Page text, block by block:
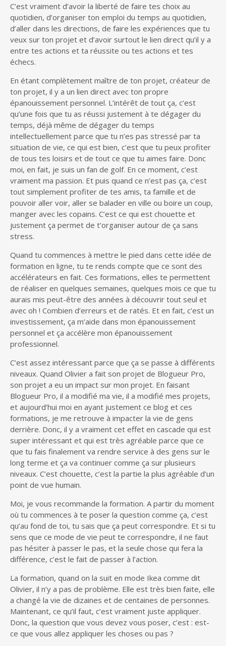
C’est vraiment d’avoir la liberté de faire tes choix au
quotidien, d’organiser ton emploi du temps au quotidien,
d’aller dans les directions, de faire les expériences que tu
veux sur ton projet et d’avoir surtout le lien direct qu’il y a
entre tes actions et ta réussite ou tes actions et tes
échecs.
En étant complètement maître de ton projet, créateur de
ton projet, il y a un lien direct avec ton propre
épanouissement personnel. L’intérêt de tout ça, c’est
qu’une fois que tu as réussi justement à te dégager du
temps, déjà même de dégager du temps
intellectuellement parce que tu n’es pas stressé par ta
situation de vie, ce qui est bien, c’est que tu peux profiter
de tous tes loisirs et de tout ce que tu aimes faire. Donc
moi, en fait, je suis un fan de golf. En ce moment, c’est
vraiment ma passion. Et puis quand ce n’est pas ça, c’est
tout simplement profiter de tes amis, ta famille et de
pouvoir aller voir, aller se balader en ville ou boire un coup,
manger avec les copains. C’est ce qui est chouette et
justement ça permet de t’organiser autour de ça sans
stress.
Quand tu commences à mettre le pied dans cette idée de
formation en ligne, tu te rends compte que ce sont des
accélérateurs en fait. Ces formations, elles te permettent
de réaliser en quelques semaines, quelques mois ce que tu
aurais mis peut-être des années à découvrir tout seul et
avec oh ! Combien d’erreurs et de ratés. Et en fait, c’est un
investissement, ça m’aide dans mon épanouissement
personnel et ça accélère mon épanouissement
professionnel.
C’est assez intéressant parce que ça se passe à différents
niveaux. Quand Olivier a fait son projet de Blogueur Pro,
son projet a eu un impact sur mon projet. En faisant
Blogueur Pro, il a modifié ma vie, il a modifié mes projets,
et aujourd’hui moi en ayant justement ce blog et ces
formations, je me retrouve à impacter la vie de gens
derrière. Donc, il y a vraiment cet effet en cascade qui est
super intéressant et qui est très agréable parce que ce
que tu fais finalement va rendre service à des gens sur le
long terme et ça va continuer comme ça sur plusieurs
niveaux. C’est chouette, c’est la partie la plus agréable d’un
point de vue humain.
Moi, je vous recommande la formation. A partir du moment
où tu commences à te poser la question comme ça, c’est
qu’au fond de toi, tu sais que ça peut correspondre. Et si tu
sens que ce mode de vie peut te correspondre, il ne faut
pas hésiter à passer le pas, et la seule chose qui fera la
différence, c’est le fait de passer à l’action.
La formation, quand on la suit en mode Ikea comme dit
Olivier, il n’y a pas de problème. Elle est très bien faite, elle
a changé la vie de dizaines et de centaines de personnes.
Maintenant, ce qu’il faut, c’est vraiment juste appliquer.
Donc, la question que vous devez vous poser, c’est : est-
ce que vous allez appliquer les choses ou pas ?